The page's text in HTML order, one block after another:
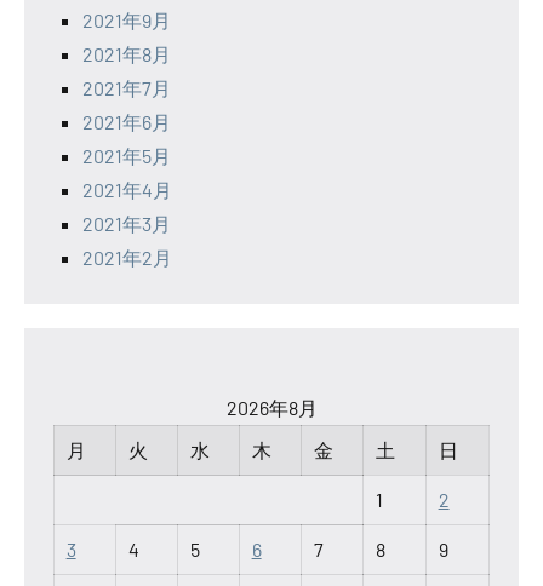
2021年9月
2021年8月
2021年7月
2021年6月
2021年5月
2021年4月
2021年3月
2021年2月
2026年8月
月
火 水 木 金 土 日
1 2
3 4 5 6 7 8 9